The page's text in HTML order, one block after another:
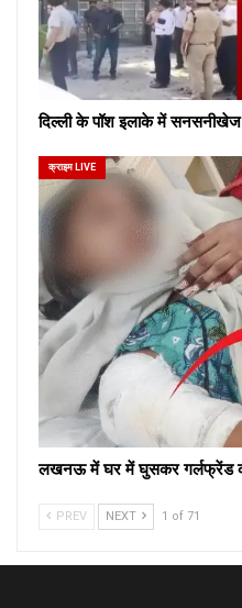
दिल्ली के पॉश इलाके में
क्राइम LIVE
लखनऊ में घर में घुसकर गर्लफ्रेंड को
PREV NEXT 1 of 71